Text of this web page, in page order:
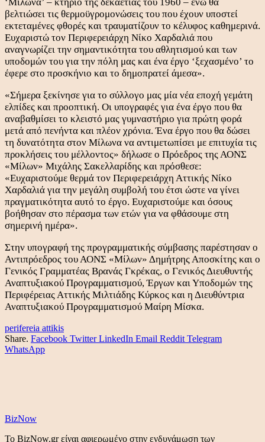
βελτιώσει τις θερμοϋγρομονώσεις του που έχουν υποστεί
εκτεταμένες φθορές και τραυματίζουν το κέλυφος καθημερινά.
Ευχαριστώ τον Περιφερειάρχη Νίκο Χαρδαλιά που
αναγνωρίζει την σημαντικότητα του αθλητισμού και των
υποδομών του για την πόλη μας και ένα έργο ‘ξεχασμένο’ το
έφερε στο προσκήνιο και το δημοπρατεί άμεσα».
«Σήμερα ξεκίνησε για το σύλλογο μας μία νέα εποχή γεμάτη
ελπίδες και προοπτική. Οι υπογραφές για ένα έργο που θα
αναβαθμίσει το κλειστό μας γυμναστήριο για πρώτη φορά
μετά από πενήντα και πλέον χρόνια. Ένα έργο που θα δώσει
τη δυνατότητα στον Μίλωνα να αντιμετωπίσει με επιτυχία τις
προκλήσεις του μέλλοντος» δήλωσε ο Πρόεδρος της ΑΟΝΣ
«Μίλων» Μιχάλης Σακελλαρίδης και πρόσθεσε:
«Ευχαριστούμε θερμά τον Περιφερειάρχη Αττικής Νίκο
Χαρδαλιά για την μεγάλη συμβολή του έτσι ώστε να γίνει
πραγματικότητα αυτό το έργο. Ευχαριστούμε και όσους
βοήθησαν στο πέρασμα των ετών για να φθάσουμε στη
σημερινή ημέρα».
Στην υπογραφή της προγραμματικής σύμβασης παρέστησαν ο
Αντιπρόεδρος του ΑΟΝΣ «Μίλων» Δημήτρης Αποσκίτης και ο
Γενικός Γραμματέας Βρανάς Γκρέκας, ο Γενικός Διευθυντής
Αναπτυξιακού Προγραμματισμού, Έργων και Υποδομών της
Περιφέρειας Αττικής Μιλτιάδης Κύρκος και η Διευθύντρια
Αναπτυξιακού Προγραμματισμού Μαίρη Μίσκα.
perifereia attikis
Share. Facebook Twitter LinkedIn Email Reddit Telegram
WhatsApp
BizNow
Το BizNow.gr είναι αφιερωμένο στην ενδυνάμωση των